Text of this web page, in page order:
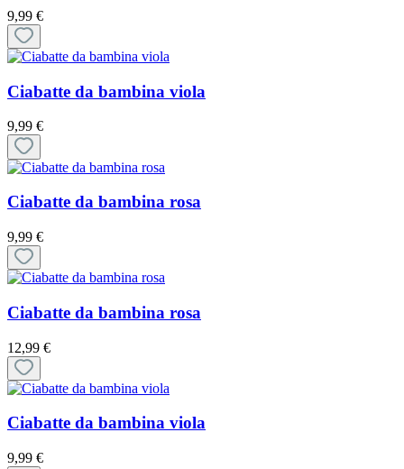
9,99 €
Ciabatte da bambina viola
9,99 €
Ciabatte da bambina rosa
9,99 €
Ciabatte da bambina rosa
12,99 €
Ciabatte da bambina viola
9,99 €